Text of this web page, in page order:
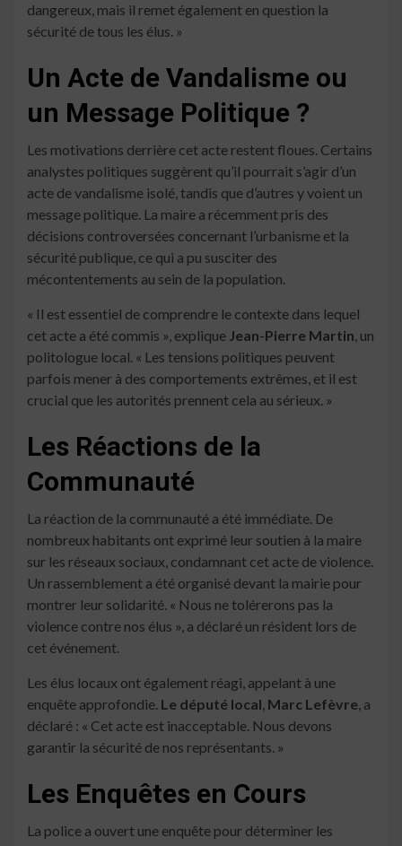
dangereux, mais il remet également en question la
sécurité de tous les élus. »
Un Acte de Vandalisme ou
un Message Politique ?
Les motivations derrière cet acte restent floues. Certains
analystes politiques suggèrent qu’il pourrait s’agir d’un
acte de vandalisme isolé, tandis que d’autres y voient un
message politique. La maire a récemment pris des
décisions controversées concernant l’urbanisme et la
sécurité publique, ce qui a pu susciter des
mécontentements au sein de la population.
« Il est essentiel de comprendre le contexte dans lequel
cet acte a été commis », explique Jean-Pierre Martin, un
politologue local. « Les tensions politiques peuvent
parfois mener à des comportements extrêmes, et il est
crucial que les autorités prennent cela au sérieux. »
Les Réactions de la
Communauté
La réaction de la communauté a été immédiate. De
nombreux habitants ont exprimé leur soutien à la maire
sur les réseaux sociaux, condamnant cet acte de violence.
Un rassemblement a été organisé devant la mairie pour
montrer leur solidarité. « Nous ne tolérerons pas la
violence contre nos élus », a déclaré un résident lors de
cet événement.
Les élus locaux ont également réagi, appelant à une
enquête approfondie. Le député local, Marc Lefèvre, a
déclaré : « Cet acte est inacceptable. Nous devons
garantir la sécurité de nos représentants. »
Les Enquêtes en Cours
La police a ouvert une enquête pour déterminer les